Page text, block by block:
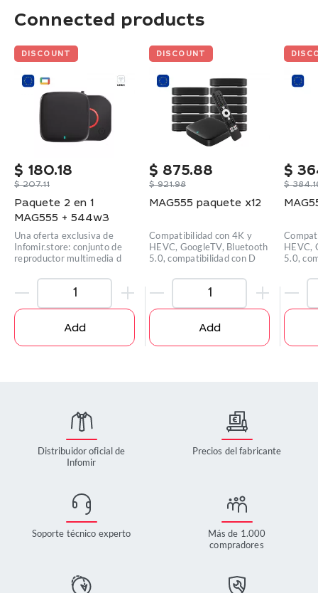
Connected products
DISCOUNT
$ 180.18
$207.11
Paquete 2 en 1
MAG555 + 544w3
Una oferta exclusiva de
Infomir.store: conjunto de
reproductor multimedia d
Add
DISCOUNT
$ 875.88
$921.98
MAG555 paquete x12
Compatibilidad con 4K y
HEVC, GoogleTV, Bluetooth
5.0, compatibilidad con D
Add
$
$
HEVC,
5.0,
Distribuidor oficial de
Infomir
Precios del fabricante
Soporte técnico experto
Más de 1.000
compradores